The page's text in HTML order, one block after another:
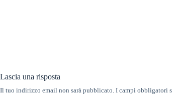
Lascia una risposta
Il tuo indirizzo email non sarà pubblicato. I campi obbligatori